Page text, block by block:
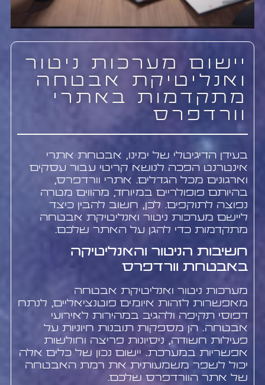
יישום מערכות ניטור
ואנליטיקת אבטחה
מתקדמות באתרי
וורדפרס
בעידן הדיגיטלי של ימינו, אבטחת אתרי
אינטרנט הפכה לנושא קריטי עבור עסקים
וארגונים מכל הגדלים. אתרי וורדפרס,
בהיותם פופולריים במיוחד, מהווים מטרה
נפוצה לתוקפים. לכן, חשוב להבין כיצד
ליישם מערכות ניטור ואנליטיקת אבטחה
מתקדמות כדי להגן על האתר שלכם.
חשיבות הניטור והאנליטיקה
באבטחת וורדפרס
מערכות ניטור ואנליטיקת אבטחה
מאפשרות לזהות איומים פוטנציאליים, לנתח
דפוסי תקיפה ולהגיב במהירות לאירועי
אבטחה. הן מספקות תובנות חיוניות על
פעילות חשודה, ניסיונות פריצה וחולשות
אפשריות במערכת. יישום נכון של כלים אלה
יכול לשפר משמעותית את רמת האבטחה
של אתר הוורדפרס שלכם.